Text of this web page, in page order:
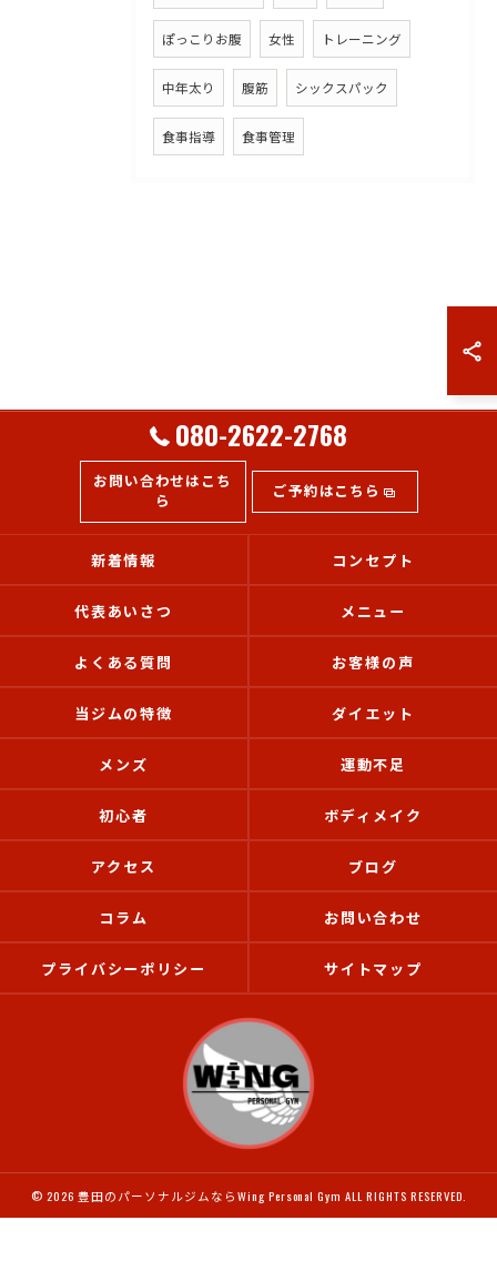
ぽっこりお腹 女性 トレーニング
中年太り 腹筋 シックスパック
食事指導 食事管理
080-2622-2768
お問い合わせはこち
ら
ご予約はこちら
新着情報 コンセプト
代表あいさつ メニュー
よくある質問 お客様の声
当ジムの特徴 ダイエット
メンズ 運動不足
初心者 ボディメイク
アクセス ブログ
コラム お問い合わせ
プライバシーポリシー サイトマップ
© 2026 豊田のパーソナルジムならWing Personal Gym ALL RIGHTS RESERVED.